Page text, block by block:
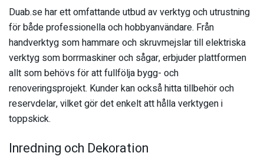
Duab.se har ett omfattande utbud av verktyg och utrustning
för både professionella och hobbyanvändare. Från
handverktyg som hammare och skruvmejslar till elektriska
verktyg som borrmaskiner och sågar, erbjuder plattformen
allt som behövs för att fullfölja bygg- och
renoveringsprojekt. Kunder kan också hitta tillbehör och
reservdelar, vilket gör det enkelt att hålla verktygen i
toppskick.
Inredning och Dekoration